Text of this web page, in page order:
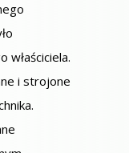
właściciela.
i strojone